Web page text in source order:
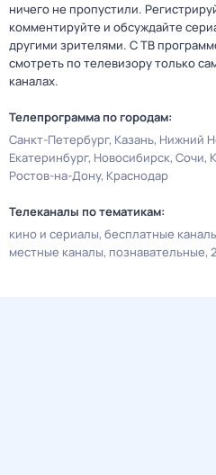
ничего не пропустили.
комментируйте и обсуждайте
другими зрителями. С ТВ
смотреть по телевизору только
каналах.
Телепрограмма по городам:
Санкт-Петербург Казань Нижний
Екатеринбург Новосибирск Сочи
Ростов-на-Дону Краснодар
Телеканалы по тематикам:
кино и сериалы бесплатные
местные каналы познавательные